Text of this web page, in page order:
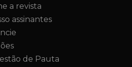
a revista
assinantes
de Pauta